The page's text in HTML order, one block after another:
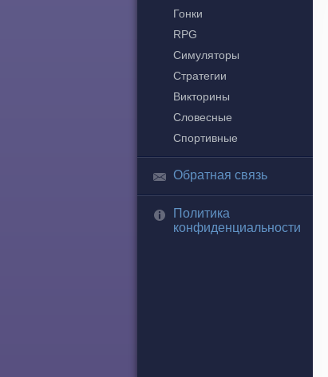
Гонки
RPG
Симуляторы
Стратегии
Викторины
Словесные
Спортивные
Обратная связь
Политика
конфиденциальности